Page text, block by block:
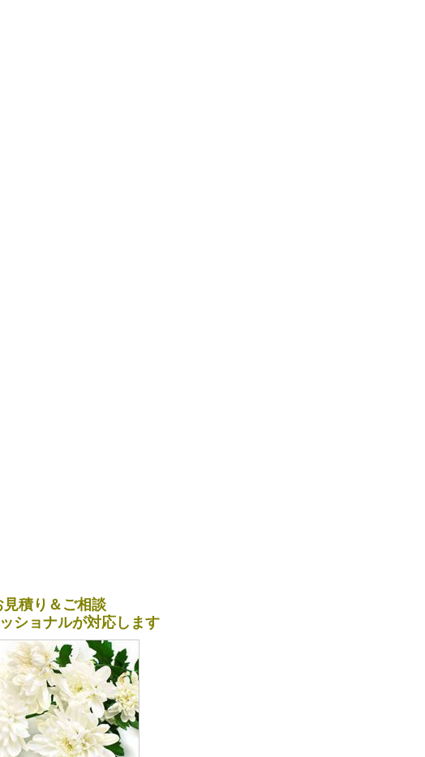
積り＆ご相談
ショナルが対応します